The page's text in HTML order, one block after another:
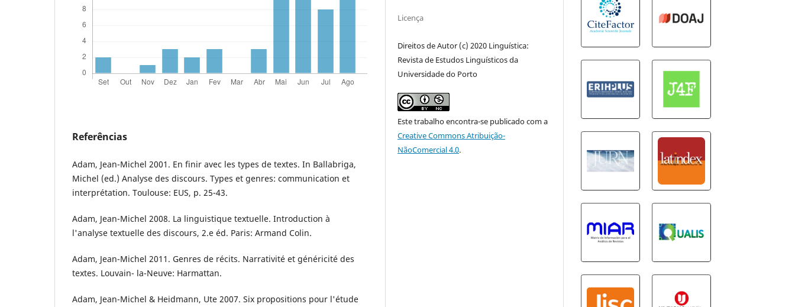
Referências
Adam, Jean-Michel 2001. En finir avec les types de textes. In Ballabriga,
Michel (ed.) Analyse des discours. Types et genres: communication et
interprétation. Toulouse: EUS, p. 25-43.
Adam, Jean-Michel 2008. La linguistique textuelle. Introduction à
l'analyse textuelle des discours, 2.e éd. Paris: Armand Colin.
Adam, Jean-Michel 2011. Genres de récits. Narrativité et généricité des
textes. Louvain- la-Neuve: Harmattan.
Adam, Jean-Michel & Heidmann, Ute 2007. Six propositions pour l'étude
Licença
Direitos de Autor (c) 2020 Linguística:
Revista de Estudos Linguísticos da
Universidade do Porto
Este trabalho encontra-se publicado com a
Creative Commons Atribuição-
NãoComercial 4.0.